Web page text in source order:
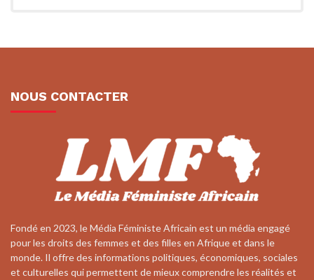
NOUS CONTACTER
Fondé en 2023, le Média Féministe Africain est un média engagé
pour les droits des femmes et des filles en Afrique et dans le
monde. Il offre des informations politiques, économiques, sociales
et culturelles qui permettent de mieux comprendre les réalités et